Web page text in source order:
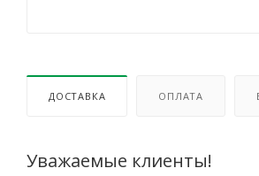
ДОСТАВКА ОПЛАТА
Уважаемые клиенты!